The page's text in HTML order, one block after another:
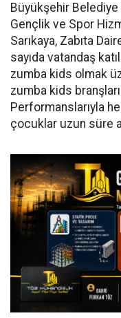
Büyükşehir Belediye
Gençlik ve Spor
Sarıkaya, Zabıta
sayıda vatandaş
zumba kids olmak
zumba kids
Performanslarıyla
çocuklar uzun süre